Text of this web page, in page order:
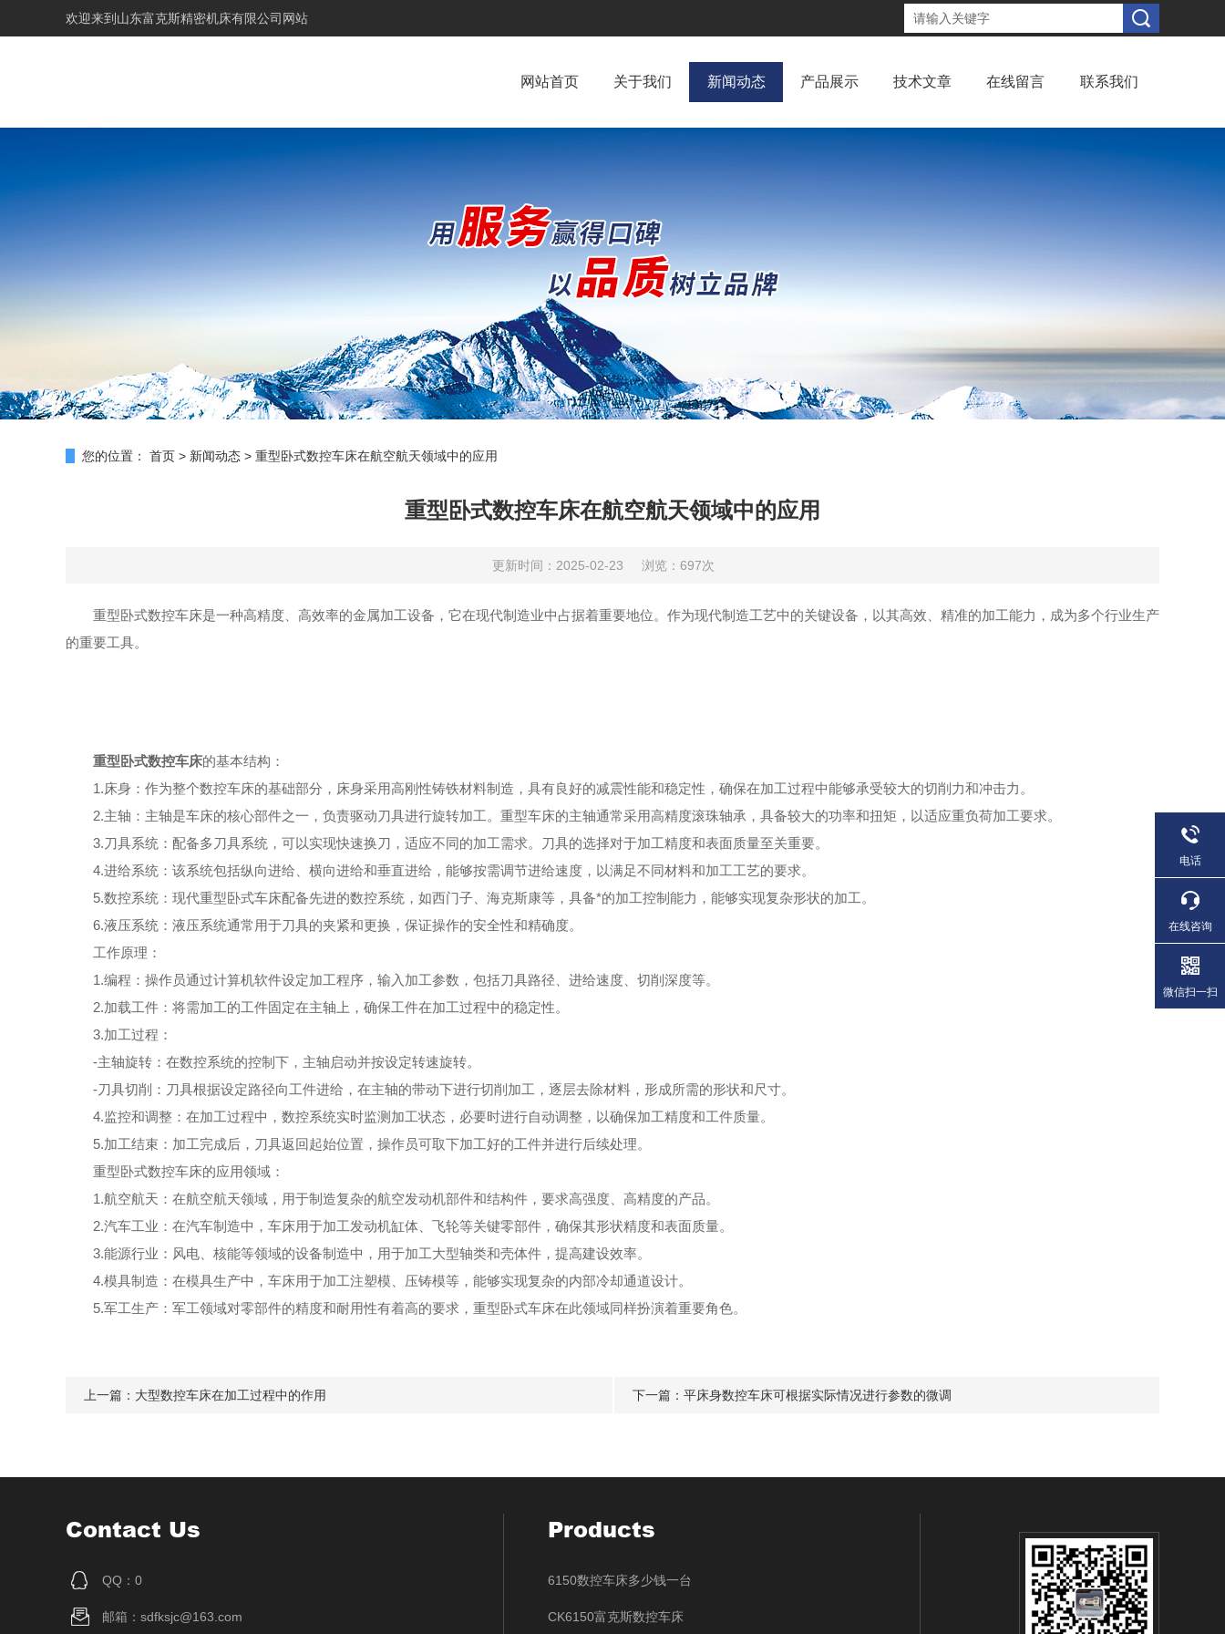
欢迎来到 山东富克斯精密机床有限公司网站
网站首页 关于我们 新闻动态 产品展示 技术文章 在线留言 联系我们
您的位置： 首页 > 新闻动态 > 重型卧式数控车床在航空航天领域中的应用
重型卧式数控车床在航空航天领域中的应用
更新时间：2025-02-23 浏览：697次
重型卧式数控车床是一种高精度、高效率的金属加工设备，它在现代制造业中占据着重要地位。作为现代制造工艺中的关键设备，以其高效、精准的加工能力，成为多个行业生产
的重要工具。
重型卧式数控车床的基本结构：
1.床身：作为整个数控车床的基础部分，床身采用高刚性铸铁材料制造，具有良好的减震性能和稳定性，确保在加工过程中能够承受较大的切削力和冲击力。
2.主轴：主轴是车床的核心部件之一，负责驱动刀具进行旋转加工。重型车床的主轴通常采用高精度滚珠轴承，具备较大的功率和扭矩，以适应重负荷加工要求。
3.刀具系统：配备多刀具系统，可以实现快速换刀，适应不同的加工需求。刀具的选择对于加工精度和表面质量至关重要。
4.进给系统：该系统包括纵向进给、横向进给和垂直进给，能够按需调节进给速度，以满足不同材料和加工工艺的要求。
5.数控系统：现代重型卧式车床配备先进的数控系统，如西门子、海克斯康等，具备*的加工控制能力，能够实现复杂形状的加工。
6.液压系统：液压系统通常用于刀具的夹紧和更换，保证操作的安全性和精确度。
工作原理：
1.编程：操作员通过计算机软件设定加工程序，输入加工参数，包括刀具路径、进给速度、切削深度等。
2.加载工件：将需加工的工件固定在主轴上，确保工件在加工过程中的稳定性。
3.加工过程：
-主轴旋转：在数控系统的控制下，主轴启动并按设定转速旋转。
-刀具切削：刀具根据设定路径向工件进给，在主轴的带动下进行切削加工，逐层去除材料，形成所需的形状和尺寸。
4.监控和调整：在加工过程中，数控系统实时监测加工状态，必要时进行自动调整，以确保加工精度和工件质量。
5.加工结束：加工完成后，刀具返回起始位置，操作员可取下加工好的工件并进行后续处理。
重型卧式数控车床的应用领域：
1.航空航天：在航空航天领域，用于制造复杂的航空发动机部件和结构件，要求高强度、高精度的产品。
2.汽车工业：在汽车制造中，车床用于加工发动机缸体、飞轮等关键零部件，确保其形状精度和表面质量。
3.能源行业：风电、核能等领域的设备制造中，用于加工大型轴类和壳体件，提高建设效率。
4.模具制造：在模具生产中，车床用于加工注塑模、压铸模等，能够实现复杂的内部冷却通道设计。
5.军工生产：军工领域对零部件的精度和耐用性有着高的要求，重型卧式车床在此领域同样扮演着重要角色。
上一篇： 大型数控车床在加工过程中的作用 下一篇： 平床身数控车床可根据实际情况进行参数的微调
Contact Us
QQ：0
邮箱：sdfksjc@163.com
Products
6150数控车床多少钱一台
CK6150富克斯数控车床
电话
在线咨询
微信扫一扫